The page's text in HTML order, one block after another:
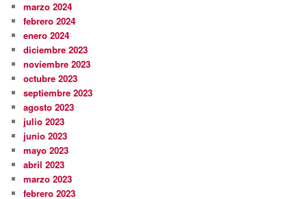
marzo 2024
febrero 2024
enero 2024
diciembre 2023
noviembre 2023
octubre 2023
septiembre 2023
agosto 2023
julio 2023
junio 2023
mayo 2023
abril 2023
marzo 2023
febrero 2023